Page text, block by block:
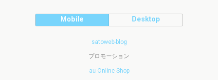
Mobile Desktop
satoweb-blog
プロモーション
au Online Shop